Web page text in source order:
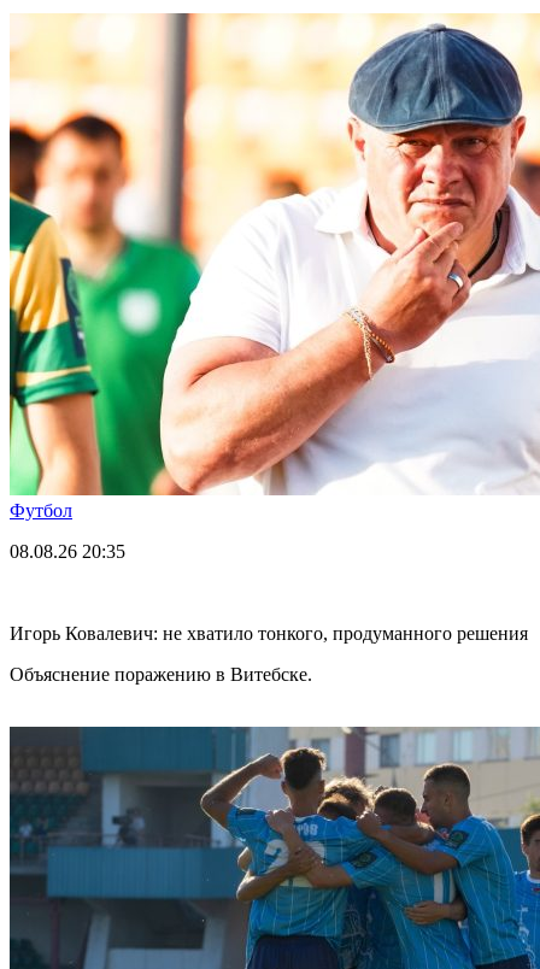
Футбол
08.08.26 20:35
Игорь Ковалевич: не хватило тонкого, продуманного решения
Объяснение поражению в Витебске.